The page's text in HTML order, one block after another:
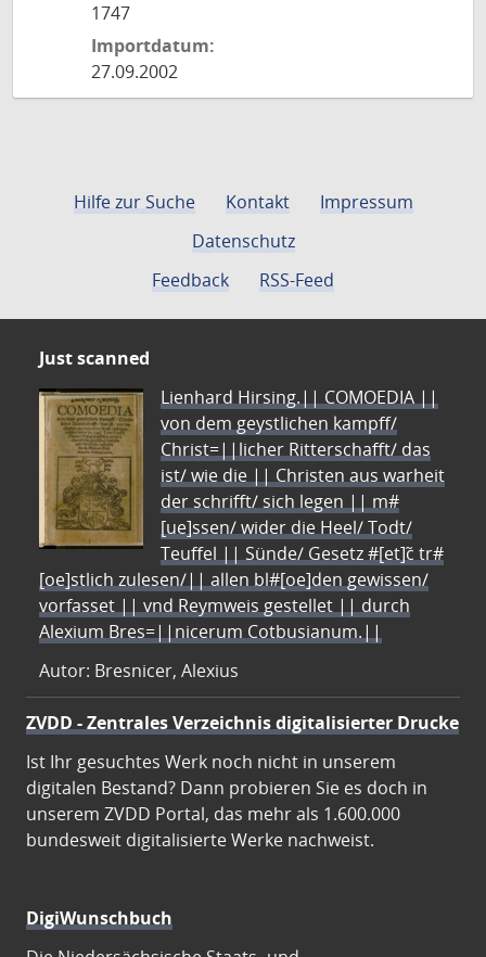
1747
Importdatum:
27.09.2002
Hilfe zur Suche Kontakt
Impressum
Datenschutz
Feedback
RSS-Feed
Just scanned
Lienhard Hirsing.|| COMOEDIA ||
von dem geystlichen kampff/
Christ=||licher Ritterschafft/ das
ist/ wie die || Christen aus warheit
der schrifft/ sich legen || m#
[ue]ssen/ wider die Heel/ Todt/
Teuffel || Sünde/ Gesetz #[et]c̃ tr#
[oe]stlich zulesen/|| allen bl#[oe]den gewissen/
vorfasset || vnd Reymweis gestellet || durch
Alexium Bres=||nicerum Cotbusianum.||
Autor: Bresnicer, Alexius
ZVDD - Zentrales Verzeichnis digitalisierter Drucke
Ist Ihr gesuchtes Werk noch nicht in unserem
digitalen Bestand? Dann probieren Sie es doch in
unserem ZVDD Portal, das mehr als 1.600.000
bundesweit digitalisierte Werke nachweist.
DigiWunschbuch